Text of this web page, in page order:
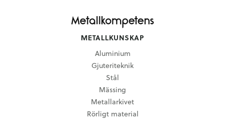
METALLKUNSKAP
Aluminium
Gjuteriteknik
Stål
Mässing
Metallarkivet
Rörligt material